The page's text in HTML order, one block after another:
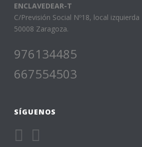
ENCLAVEDEAR-T
C/Previsión Social Nº18, local izquierda
50008 Zaragoza.
976134485
667554503
SÍGUENOS